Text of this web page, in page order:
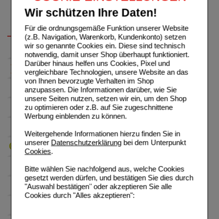
Wir schützen Ihre Daten!
Für die ordnungsgemäße Funktion unserer Website
(z.B. Navigation, Warenkorb, Kundenkonto) setzen
wir so genannte Cookies ein. Diese sind technisch
notwendig, damit unser Shop überhaupt funktioniert.
Darüber hinaus helfen uns Cookies, Pixel und
vergleichbare Technologien, unsere Website an das
von Ihnen bevorzugte Verhalten im Shop
anzupassen. Die Informationen darüber, wie Sie
unsere Seiten nutzen, setzen wir ein, um den Shop
zu optimieren oder z.B. auf Sie zugeschnittene
Werbung einblenden zu können.
Weitergehende Informationen hierzu finden Sie in
unserer Datenschutzerklärungbei dem Unterpunkt
Cookies.
Bitte wählen Sie nachfolgend aus, welche Cookies
gesetzt werden dürfen, und bestätigen Sie dies durch
"Auswahl bestätigen" oder akzeptieren Sie alle
Cookies durch "Alles akzeptieren":